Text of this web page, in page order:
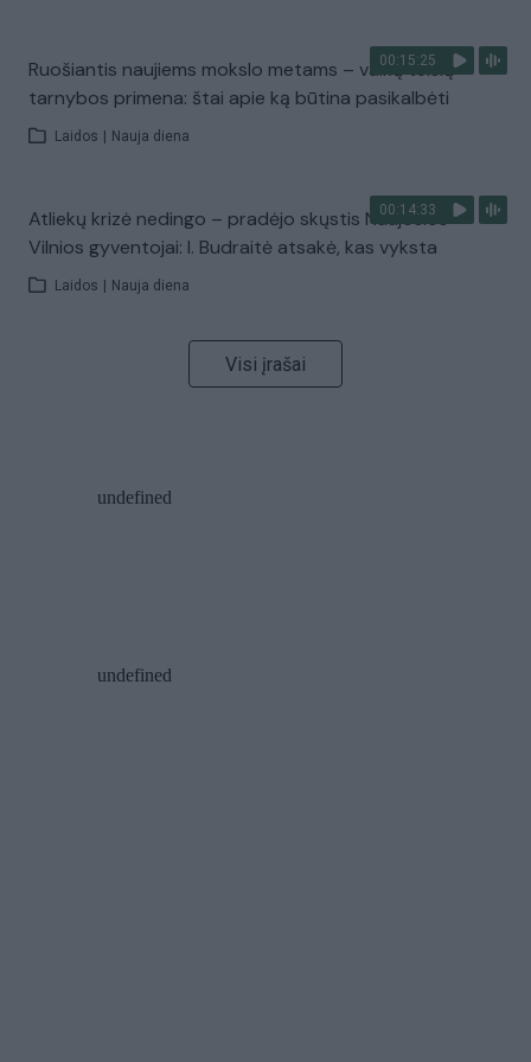
00:15:25
Ruošiantis naujiems mokslo metams – vaikų teisių
tarnybos primena: štai apie ką būtina pasikalbėti
Laidos Nauja diena
00:14:33
Atliekų krizė nedingo – pradėjo skųstis Naujosios
Vilnios gyventojai: I. Budraitė atsakė, kas vyksta
Laidos Nauja diena
Visi įrašai